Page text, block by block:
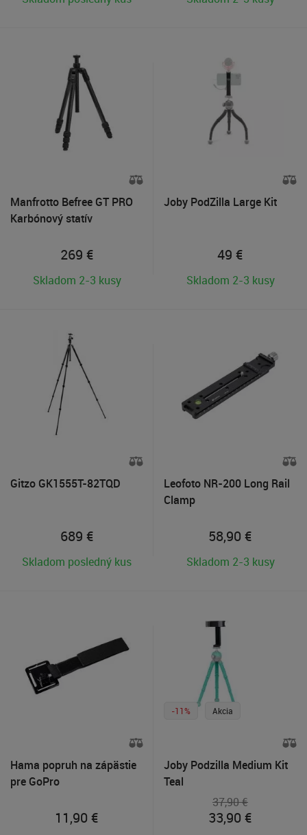
Manfrotto Befree GT PRO
Karbónový statív
269 €
Skladom 2-3 kusy
Joby PodZilla Large Kit
49 €
Skladom 2-3 kusy
Gitzo GK1555T-82TQD
689 €
Skladom posledný kus
Leofoto NR-200 Long Rail
Clamp
58,90 €
Skladom 2-3 kusy
Hama popruh na zápästie
pre GoPro
11,90 €
-11% Akcia
Joby Podzilla Medium Kit
Teal
37,90 €
33,90 €